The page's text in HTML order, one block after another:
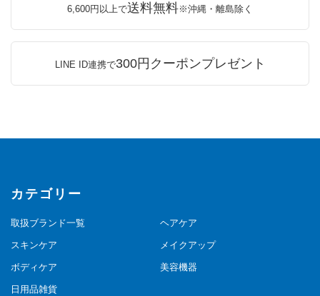
6,600円以上で送料無料※沖縄・離島除く
LINE ID連携で300円クーポンプレゼント
カテゴリー
取扱ブランド一覧 ヘアケア
スキンケア メイクアップ
ボディケア 美容機器
日用品雑貨